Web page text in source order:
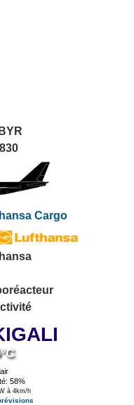
Cargo
58%
à 4km/h